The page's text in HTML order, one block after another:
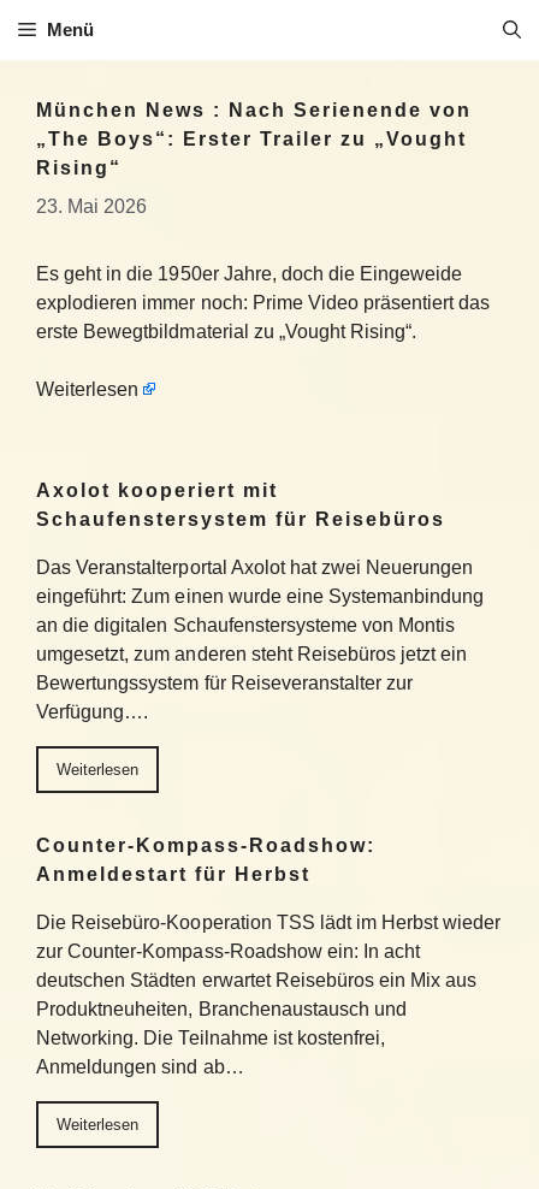
Inhalt
Menü
München News : Nach Serienende von
„The Boys“: Erster Trailer zu „Vought
Rising“
23. Mai 2026
Es geht in die 1950er Jahre, doch die Eingeweide
explodieren immer noch: Prime Video präsentiert das
erste Bewegtbildmaterial zu „Vought Rising“.
Weiterlesen
Axolot kooperiert mit
Schaufenstersystem für Reisebüros
Das Veranstalterportal Axolot hat zwei Neuerungen
eingeführt: Zum einen wurde eine Systemanbindung
an die digitalen Schaufenstersysteme von Montis
umgesetzt, zum anderen steht Reisebüros jetzt ein
Bewertungssystem für Reiseveranstalter zur
Verfügung….
Weiterlesen
Counter-Kompass-Roadshow:
Anmeldestart für Herbst
Die Reisebüro-Kooperation TSS lädt im Herbst wieder
zur Counter-Kompass-Roadshow ein: In acht
deutschen Städten erwartet Reisebüros ein Mix aus
Produktneuheiten, Branchenaustausch und
Networking. Die Teilnahme ist kostenfrei,
Anmeldungen sind ab…
Weiterlesen